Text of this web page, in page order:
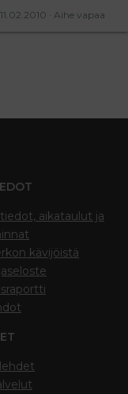
Aihe vapaa
11.02.2010
aikataulut ja
kävijöistä